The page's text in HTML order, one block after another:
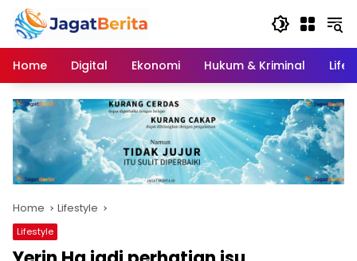
content
Home
Digital Ekonomi Hukum & Kriminal
Home Lifestyle
Lifestyle